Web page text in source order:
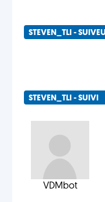
STEVEN_TLI -
STEVEN_TLI - SUIVI
VDMbot